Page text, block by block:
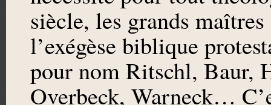
siècle, les grands
l’exégèse biblique
pour nom Ritschl, Baur,
Overbeck, Warneck…